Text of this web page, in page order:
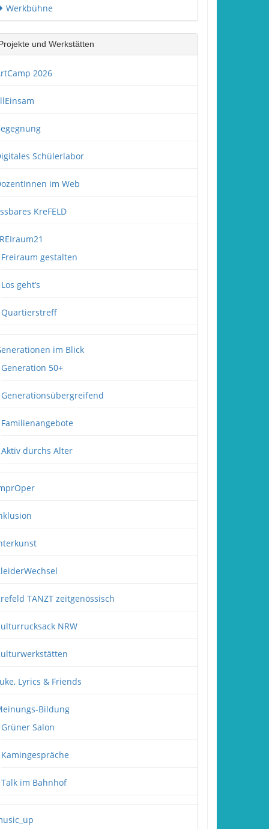
Werkbühne
und Werkstätten
2026
Schülerlabor
im Web
KreFELD
Freiraum gestalten
Los geht’s
Quartierstreff
im Blick
Generation 50+
Generationsübergreifend
Familienangebote
Aktiv durchs Alter
TANZT zeitgenössisch
NRW
Lyrics & Friends
Bildung
Grüner Salon
Kamingespräche
Talk im Bahnhof